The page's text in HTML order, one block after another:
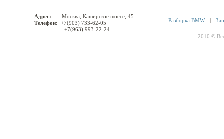
Адрес: Москва, Каширское шоссе, 45
Телефон: +7(903) 733-62-05
+7(963) 993-22-24
Разборка BMW |
2010 ©